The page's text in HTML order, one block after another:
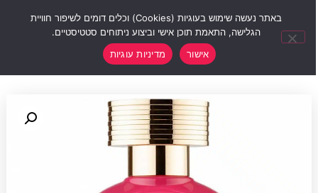
באתר נעשה שימוש בעוגיות (Cookies) וכלים דומים לשיפור חוויית
הגלישה, התאמת תוכן אישי וביצוע ניתוחים סטטיסטיים.
אישור
מדיניות עוגיות